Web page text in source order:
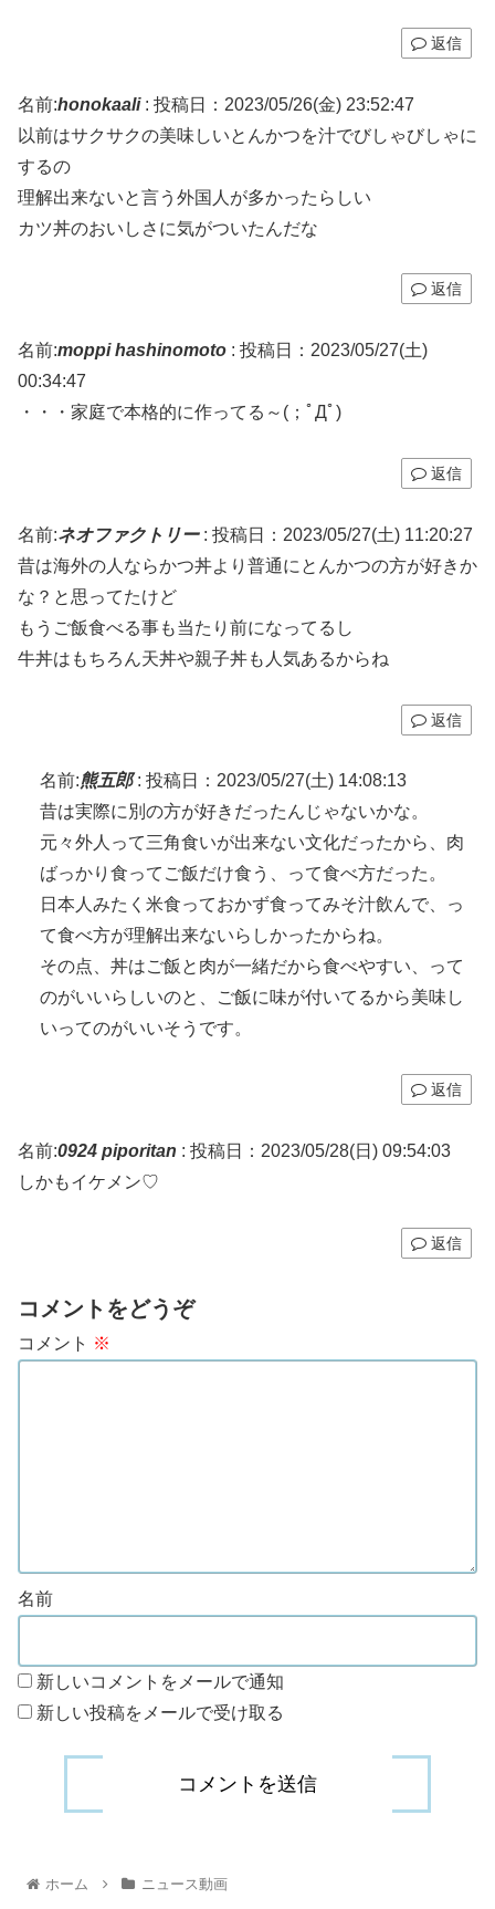
返信
名前:honokaali: 投稿日：2023/05/26(金) 23:52:47
以前はサクサクの美味しいとんかつを汁でびしゃびしゃに
するの
理解出来ないと言う外国人が多かったらしい
カツ丼のおいしさに気がついたんだな
返信
名前:moppi hashinomoto : 投稿日：2023/05/27(土)
00:34:47
・・・家庭で本格的に作ってる～(；ﾟДﾟ)
返信
名前:ネオファクトリー: 投稿日：2023/05/27(土) 11:20:27
昔は海外の人ならかつ丼より普通にとんかつの方が好きか
な？と思ってたけど
もうご飯食べる事も当たり前になってるし
牛丼はもちろん天丼や親子丼も人気あるからね
返信
名前:熊五郎: 投稿日：2023/05/27(土) 14:08:13
昔は実際に別の方が好きだったんじゃないかな。
元々外人って三角食いが出来ない文化だったから、肉
ばっかり食ってご飯だけ食う、って食べ方だった。
日本人みたく米食っておかず食ってみそ汁飲んで、っ
て食べ方が理解出来ないらしかったからね。
その点、丼はご飯と肉が一緒だから食べやすい、って
のがいいらしいのと、ご飯に味が付いてるから美味し
いってのがいいそうです。
返信
名前:0924 piporitan : 投稿日：2023/05/28(日) 09:54:03
しかもイケメン♡
返信
コメントをどうぞ
コメント ※
名前
新しいコメントをメールで通知
新しい投稿をメールで受け取る
ホーム ニュース動画